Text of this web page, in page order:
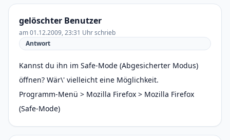
gelöschter Benutzer
am 01.12.2009, 23:31 Uhr schrieb
Antwort
Kannst du ihn im Safe-Mode (Abgesicherter Modus)
öffnen? Wär\' vielleicht eine Möglichkeit.
Programm-Menü > Mozilla Firefox > Mozilla Firefox
(Safe-Mode)